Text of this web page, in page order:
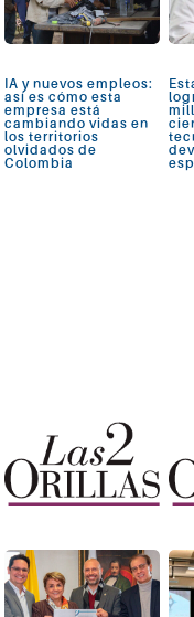
IA y nuevos empleos:
así es cómo esta
empresa está
cambiando vidas en
los territorios
olvidados de
Colombia